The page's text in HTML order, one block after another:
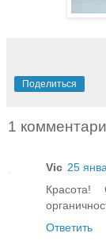
Поделиться
1
Vic 25
Ответить